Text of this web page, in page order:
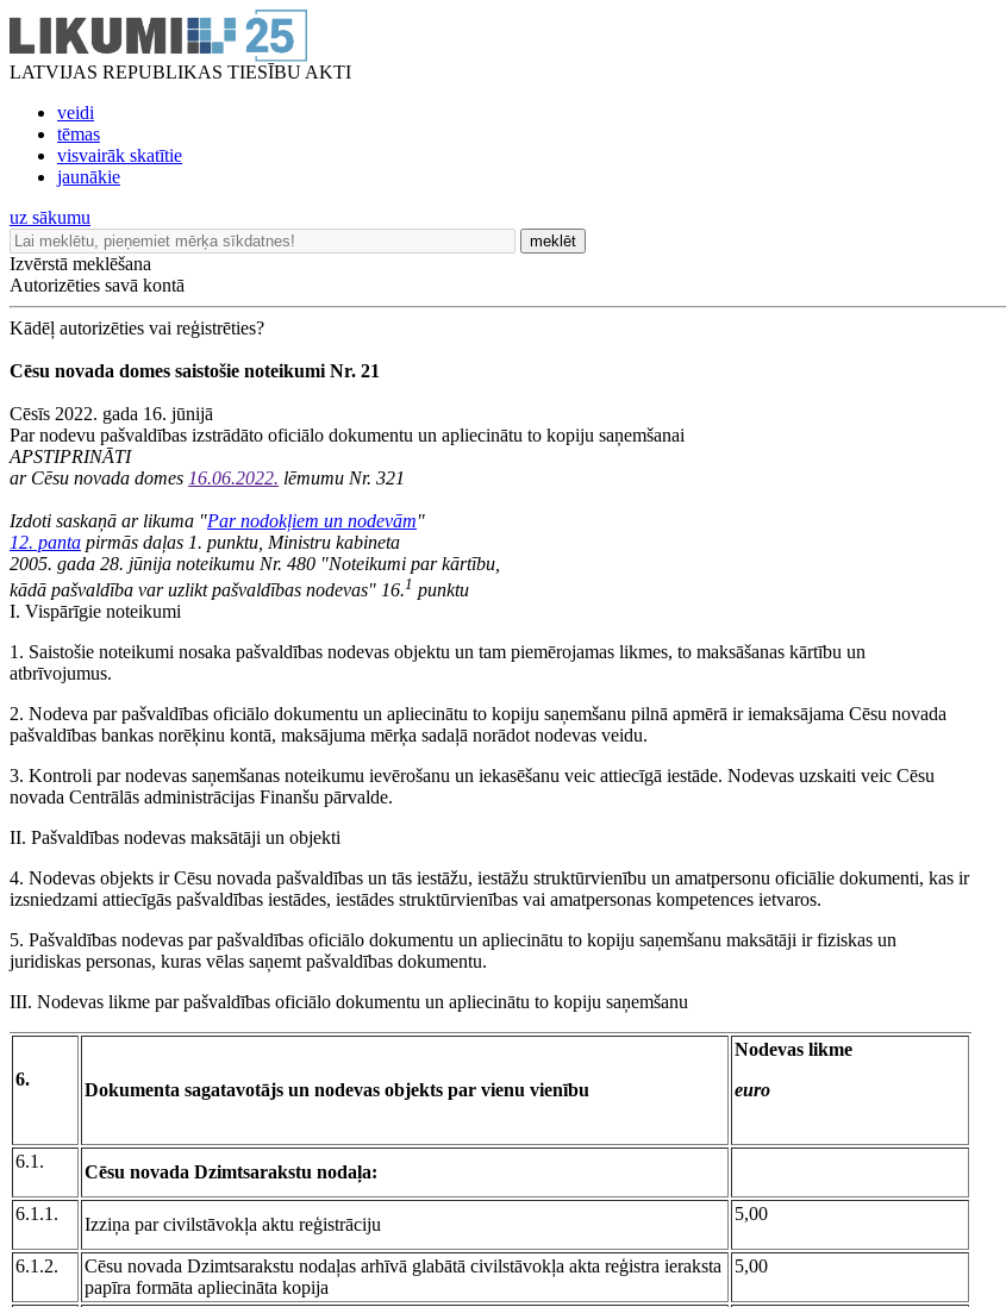
LATVIJAS REPUBLIKAS TIESĪBU AKTI
veidi
tēmas
visvairāk skatītie
jaunākie
uz sākumu
meklēt
Izvērstā meklēšana
Autorizēties savā kontā
Kādēļ autorizēties vai reģistrēties?
Cēsu novada domes saistošie noteikumi Nr. 21
Cēsīs 2022. gada 16. jūnijā
Par nodevu pašvaldības izstrādāto oficiālo dokumentu un apliecinātu to kopiju saņemšanai
APSTIPRINĀTI
ar Cēsu novada domes 16.06.2022. lēmumu Nr. 321
Izdoti saskaņā ar likuma "Par nodokļiem un nodevām"
12. panta pirmās daļas 1. punktu, Ministru kabineta
2005. gada 28. jūnija noteikumu Nr. 480 "Noteikumi par kārtību,
kādā pašvaldība var uzlikt pašvaldības nodevas" 16.1 punktu
I. Vispārīgie noteikumi
1. Saistošie noteikumi nosaka pašvaldības nodevas objektu un tam piemērojamas likmes, to maksāšanas kārtību un
atbrīvojumus.
2. Nodeva par pašvaldības oficiālo dokumentu un apliecinātu to kopiju saņemšanu pilnā apmērā ir iemaksājama Cēsu novada
pašvaldības bankas norēķinu kontā, maksājuma mērķa sadaļā norādot nodevas veidu.
3. Kontroli par nodevas saņemšanas noteikumu ievērošanu un iekasēšanu veic attiecīgā iestāde. Nodevas uzskaiti veic Cēsu
novada Centrālās administrācijas Finanšu pārvalde.
II. Pašvaldības nodevas maksātāji un objekti
4. Nodevas objekts ir Cēsu novada pašvaldības un tās iestāžu, iestāžu struktūrvienību un amatpersonu oficiālie dokumenti, kas ir
izsniedzami attiecīgās pašvaldības iestādes, iestādes struktūrvienības vai amatpersonas kompetences ietvaros.
5. Pašvaldības nodevas par pašvaldības oficiālo dokumentu un apliecinātu to kopiju saņemšanu maksātāji ir fiziskas un
juridiskas personas, kuras vēlas saņemt pašvaldības dokumentu.
III. Nodevas likme par pašvaldības oficiālo dokumentu un apliecinātu to kopiju saņemšanu
6.
Dokumenta sagatavotājs un nodevas objekts par vienu vienību
Nodevas likme
euro
6.1.
Cēsu novada Dzimtsarakstu nodaļa:
6.1.1.
Izziņa par civilstāvokļa aktu reģistrāciju
5,00
6.1.2.
Cēsu novada Dzimtsarakstu nodaļas arhīvā glabātā civilstāvokļa akta reģistra ieraksta
papīra formāta apliecināta kopija
5,00